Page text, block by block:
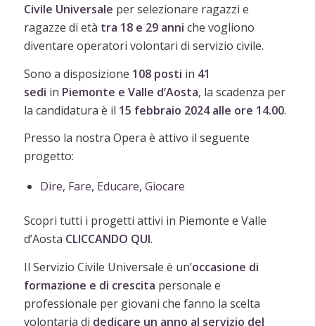
Civile Universale per selezionare ragazzi e
ragazze di età tra 18 e 29 anni che vogliono
diventare operatori volontari di servizio civile.
Sono a disposizione 108 posti in 41
sedi in Piemonte e Valle d’Aosta, la scadenza per
la candidatura è il 15 febbraio 2024 alle ore 14.00.
Presso la nostra Opera è attivo il seguente
progetto:
Dire, Fare, Educare, Giocare
Scopri tutti i progetti attivi in Piemonte e Valle
d’Aosta CLICCANDO QUI.
Il Servizio Civile Universale è un’occasione di
formazione e di crescita personale e
professionale per giovani che fanno la scelta
volontaria di dedicare un anno al servizio del